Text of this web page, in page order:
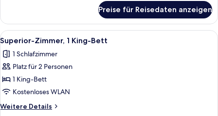
Zimmer,
Queen-
Bett
Preise für Reisedaten anzeigen
Alle
Fotos
für
Superior-
Zimmer,
1 King-
Bett
anzeigen
Ein ordentlich bezogenes Bett mit
1
Superior-Zimmer, 1 King-Bett
1 Schlafzimmer
Platz für 2 Personen
1 King-Bett
Kostenloses WLAN
Weitere Details
Weitere